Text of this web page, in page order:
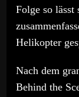
Folge so lässt
Helikopter
Nach dem
Behind the